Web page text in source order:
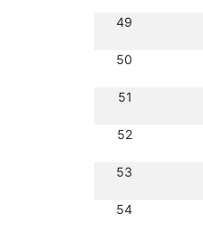
49
50
51
52
53
54